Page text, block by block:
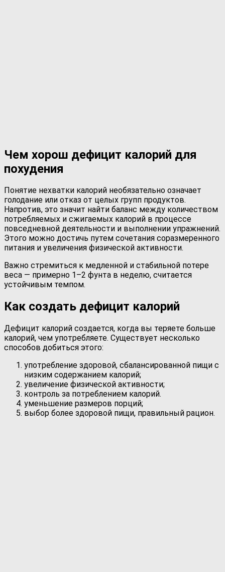
Чем хорош дефицит калорий для
похудения
Понятие нехватки калорий необязательно означает
голодание или отказ от целых групп продуктов.
Напротив, это значит найти баланс между количеством
потребляемых и сжигаемых калорий в процессе
повседневной деятельности и выполнении упражнений.
Этого можно достичь путем сочетания соразмеренного
питания и увеличения физической активности.
Важно стремиться к медленной и стабильной потере
веса — примерно 1–2 фунта в неделю, считается
устойчивым темпом.
Как создать дефицит калорий
Дефицит калорий создается, когда вы теряете больше
калорий, чем употребляете. Существует несколько
способов добиться этого:
употребление здоровой, сбалансированной пищи с
низким содержанием калорий;
увеличение физической активности;
контроль за потреблением калорий.
уменьшение размеров порций;
выбор более здоровой пищи, правильный рацион.